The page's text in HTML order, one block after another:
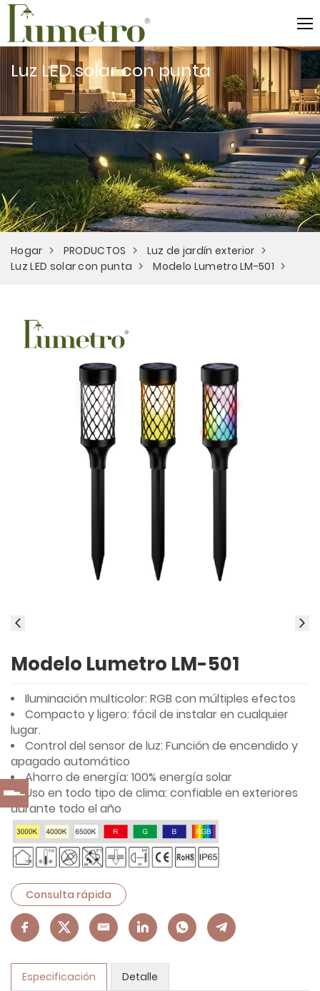
Luz LED solar con punta
Hogar PRODUCTOS
Luz de jardín exterior
Luz LED solar con punta
Modelo Lumetro LM-501
Modelo Lumetro LM-501
Iluminación multicolor: RGB con múltiples efectos
Compacto y ligero: fácil de instalar en cualquier
lugar.
Control del sensor de luz: Función de encendido y
apagado automático
Ahorro de energía: 100% energía solar
Uso en todo tipo de clima: confiable en exteriores
durante todo el año
Consulta rápida
Especificación Detalle